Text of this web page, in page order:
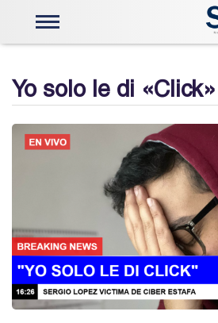
Telemetria e Instrumentación
Válvulas y Actuadores
Actuadores Limitorque
Capacitación Limitorque
Centros de Control
Mobiliario Ergonomico
Sistemas de visualización
PQRS
Contáctenos
Yo solo le di «Click»